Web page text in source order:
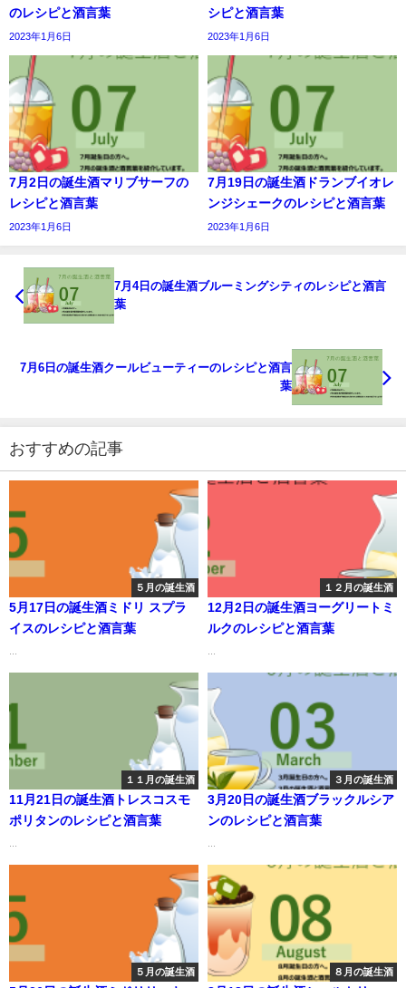
のレシピと酒言葉
2023年1月6日
シピと酒言葉
2023年1月6日
7月2日の誕生酒マリブサーフの
レシピと酒言葉
2023年1月6日
7月19日の誕生酒ドランブイオレ
ンジシェークのレシピと酒言葉
2023年1月6日
7月4日の誕生酒ブルーミングシティのレシピと酒言
葉
7月6日の誕生酒クールビューティーのレシピと酒言
葉
おすすめの記事
５月の誕生酒
5月17日の誕生酒ミドリ スプラ
イスのレシピと酒言葉
１２月の誕生酒
12月2日の誕生酒ヨーグリートミ
ルクのレシピと酒言葉
１１月の誕生酒
11月21日の誕生酒トレスコスモ
ポリタンのレシピと酒言葉
３月の誕生酒
3月20日の誕生酒ブラックルシア
ンのレシピと酒言葉
５月の誕生酒 ８月の誕生酒